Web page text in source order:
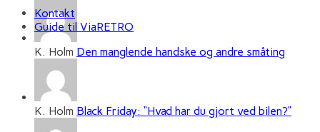
K. Holm Den manglende handske og andre småting
K. Holm Black Friday: “Hvad har du gjort ved bilen?”
Kontakt
Guide til ViaRETRO